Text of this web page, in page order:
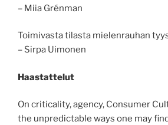
– Miia Grénman
Toimivasta tilasta mielenrauhan
– Sirpa Uimonen
Haastattelut
On criticality, agency, Consumer
the unpredictable ways one may